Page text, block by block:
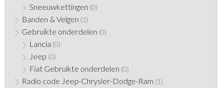
Sneeuwkettingen (0)
Banden & Velgen (2)
Gebruikte onderdelen (0)
Lancia (0)
Jeep (0)
Fiat Gebruikte onderdelen (0)
Radio code Jeep-Chrysler-Dodge-Ram (1)